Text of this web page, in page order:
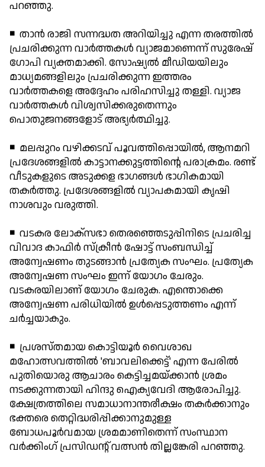
പറഞ്ഞു.
◾ താന്‍ രാജി സന്നദ്ധത അറിയിച്ചു എന്ന തരത്തില്‍
പ്രചരിക്കുന്ന വാര്‍ത്തകള്‍ വ്യാജമാണെന്ന് സുരേഷ്
ഗോപി വ്യക്തമാക്കി. സോഷ്യല്‍ മീഡിയയിലും
മാധ്യമങ്ങളിലും പ്രചരിക്കുന്ന ഇത്തരം
വാര്‍ത്തകളെ അദ്ദേഹം പരിഹസിച്ചു തള്ളി. വ്യാജ
വാര്‍ത്തകള്‍ വിശ്വസിക്കരുതെന്നും
പൊതുജനങ്ങളോട് അഭ്യര്‍ത്ഥിച്ചു.
◾ മലപ്പുറം വഴിക്കടവ് പൂവത്തിപ്പൊയില്‍, ആനമറി
പ്രദേശങ്ങളില്‍ കാട്ടാനക്കുട്ടത്തിന്റെ പരാക്രമം. രണ്ട്
വീടുകളുടെ അടുക്കള ഭാഗങ്ങള്‍ ഭാഗികമായി
തകര്‍ത്തു. പ്രദേശങ്ങളില്‍ വ്യാപകമായി കൃഷി
നാശവും വരുത്തി.
◾ വടകര ലോക്‌സഭാ തെരഞ്ഞെടുപ്പിനിടെ പ്രചരിച്ച
വിവാദ കാഫിര്‍ സ്‌ക്രീന്‍ ഷോട്ട് സംബന്ധിച്ച്
അന്വേഷണം തുടങ്ങാന്‍ പ്രത്യേക സംഘം. പ്രത്യേക
അന്വേഷണ സംഘം ഇന്ന് യോഗം ചേരും.
വടകരയിലാണ് യോഗം ചേരുക. എന്തൊക്കെ
അന്വേഷണ പരിധിയില്‍ ഉള്‍പ്പെടുത്തണം എന്ന്
ചര്‍ച്ചയാകും.
◾ പ്രശസ്തമായ കൊട്ടിയൂര്‍ വൈശാഖ
മഹോത്സവത്തില്‍ 'ബാവലിക്കെട്ട്' എന്ന പേരില്‍
പുതിയൊരു ആചാരം കെട്ടിച്ചമയ്ക്കാന്‍ ശ്രമം
നടക്കുന്നതായി ഹിന്ദു ഐക്യവേദി ആരോപിച്ചു.
ക്ഷേത്രത്തിലെ സമാധാനാന്തരീക്ഷം തകര്‍ക്കാനും
ഭക്തരെ തെറ്റിദ്ധരിപ്പിക്കാനുമുള്ള
ബോധപൂര്‍വമായ ശ്രമമാണിതെന്ന് സംസ്ഥാന
വര്‍ക്കിംഗ് പ്രസിഡന്റ് വത്സന്‍ തില്ലങ്കേരി പറഞ്ഞു.